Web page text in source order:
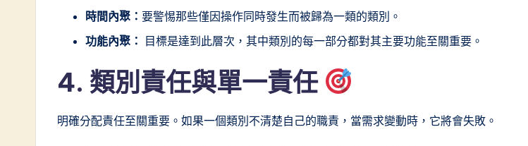
時間內聚： 要警惕那些僅因操作同時發生而被歸為一類的類別。
功能內聚： 目標是達到此層次，其中類別的每一部分都對其主要功能至關重要。
4. 類別責任與單一責任
明確分配責任至關重要。如果一個類別不清楚自己的職責，當需求變動時，它將會失敗。